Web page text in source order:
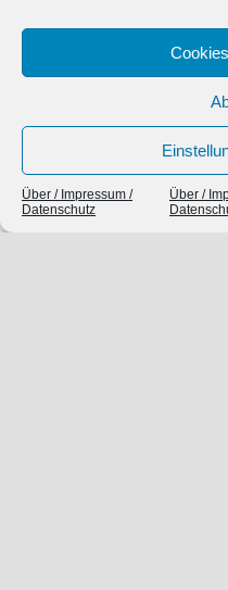
Über / Impressum /
Datenschutz
Über /
SIEBEN TAGE, SIEBEN THEMEN